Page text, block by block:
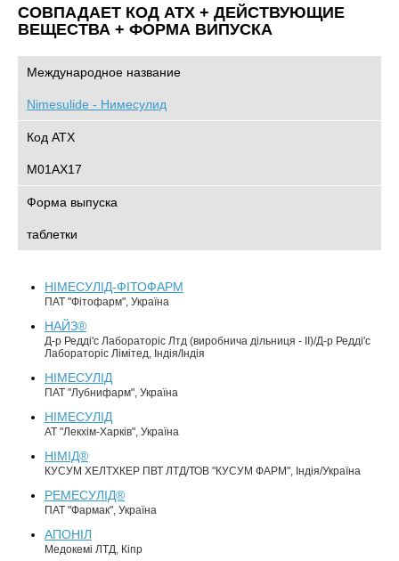
СОВПАДАЕТ КОД ATХ + ДЕЙСТВУЮЩИЕ
ВЕЩЕСТВА + ФОРМА ВИПУСКА
Международное название
Nimesulide - Нимесулид
Код АТХ
M01AX17
Форма выпуска
таблетки
НІМЕСУЛІД-ФІТОФАРМ
ПАТ "Фітофарм", Україна
НАЙЗ®
Д-р Редді'с Лабораторіс Лтд (виробнича дільниця - ІІ)/Д-р Редді'с
Лабораторіс Лімітед, Індія/Індія
НІМЕСУЛІД
ПАТ "Лубнифарм", Україна
НІМЕСУЛІД
АТ "Лекхім-Харків", Україна
НІМІД®
КУСУМ ХЕЛТХКЕР ПВТ ЛТД/ТОВ "КУСУМ ФАРМ", Індія/Україна
РЕМЕСУЛІД®
ПАТ "Фармак", Україна
АПОНІЛ
Медокемі ЛТД, Кіпр